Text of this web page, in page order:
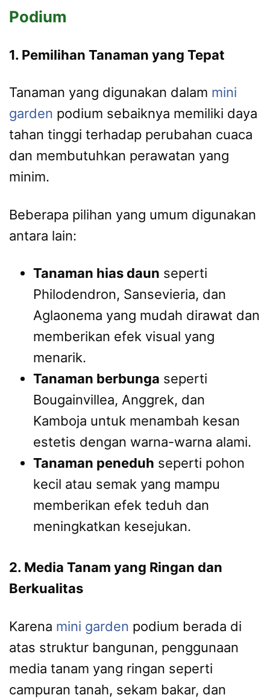
Podium
1. Pemilihan Tanaman yang Tepat
Tanaman yang digunakan dalam mini
garden podium sebaiknya memiliki daya
tahan tinggi terhadap perubahan cuaca
dan membutuhkan perawatan yang
minim.
Beberapa pilihan yang umum digunakan
antara lain:
Tanaman hias daun seperti
Philodendron, Sansevieria, dan
Aglaonema yang mudah dirawat dan
memberikan efek visual yang
menarik.
Tanaman berbunga seperti
Bougainvillea, Anggrek, dan
Kamboja untuk menambah kesan
estetis dengan warna-warna alami.
Tanaman peneduh seperti pohon
kecil atau semak yang mampu
memberikan efek teduh dan
meningkatkan kesejukan.
2. Media Tanam yang Ringan dan
Berkualitas
Karena mini garden podium berada di
atas struktur bangunan, penggunaan
media tanam yang ringan seperti
campuran tanah, sekam bakar, dan